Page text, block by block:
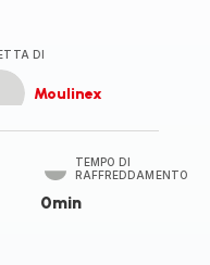
DI
Moulinex
TEMPO DI
RAFFREDDAMENTO
0min